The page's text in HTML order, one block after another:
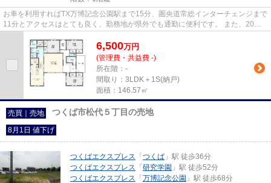
お車を利用すればTX万博記念公園駅まで15分、圏央道常総インターチェンジまで
11分とアクセスはとても良く、勤務地が県外でも通勤に便利です。 また、20分
6,500万円
(管理費・共益費 -)
所在階：-
間取り：3LDK＋1S(納戸)
面積：146.57㎡
売買｜売地 つくば市松代５丁目の売地
8月1日 値下げ
つくばエクスプレス 「 つくば 」駅 徒歩36分
つくばエクスプレス 「 研究学園 」駅 徒歩52分
つくばエクスプレス 「 万博記念公園 」駅 徒歩68分